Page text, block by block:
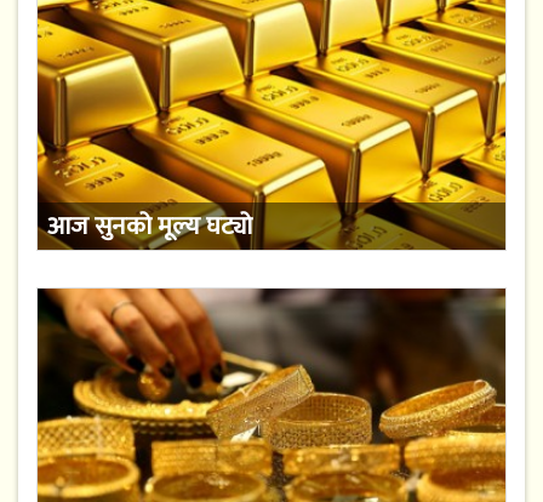
आज सुनको मूल्य घट्यो